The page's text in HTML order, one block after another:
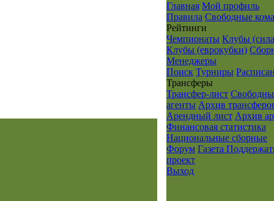
Главная Мой профиль
Правила Свободные
Рейтинги
Чемпионаты Клубы
Клубы (еврокубки)
Менеджеры
Поиск Турниры
Транcферы
Трансфер-лист
агенты Архив
Арендный лист Архив
Финансовая статистика
Национальные сборные
Форум Газета
проект
Выход